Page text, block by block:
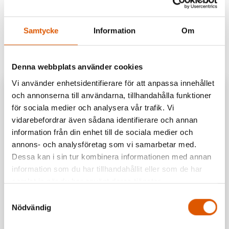
Samtycke Information Om
Denna webbplats använder cookies
Vi använder enhetsidentifierare för att anpassa innehållet
och annonserna till användarna, tillhandahålla funktioner
för sociala medier och analysera vår trafik. Vi
vidarebefordrar även sådana identifierare och annan
information från din enhet till de sociala medier och
annons- och analysföretag som vi samarbetar med.
Dessa kan i sin tur kombinera informationen med annan
information som du har tillhandahållit eller som de har
samlat in när du har använt deras tjänster.
Nödvändig
Relaterade produkter